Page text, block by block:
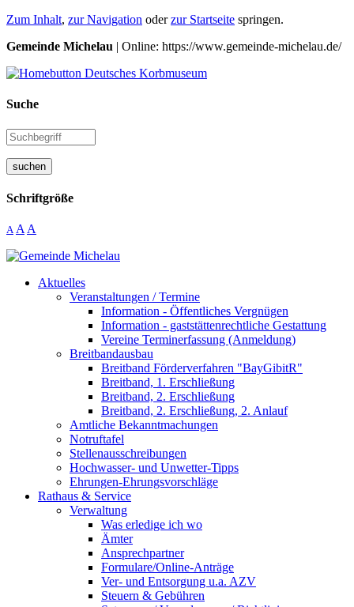
Zum Inhalt, zur Navigation oderzur Startseite springen.
Gemeinde Michelau | Online: https://www.gemeinde-michelau.de/
Suche
suchen
Schriftgröße
A A A
Aktuelles
Veranstaltungen / Termine
Information - Öffentliches Vergnügen
Information - gaststättenrechtliche Gestattung
Vereine Terminerfassung (Anmeldung)
Breitbandausbau
Breitband Förderverfahren "BayGibitR"
Breitband, 1. Erschließung
Breitband, 2. Erschließung
Breitband, 2. Erschließung, 2. Anlauf
Amtliche Bekanntmachungen
Notruftafel
Stellenausschreibungen
Hochwasser- und Unwetter-Tipps
Ehrungen-Ehrungsvorschläge
Rathaus & Service
Verwaltung
Was erledige ich wo
Ämter
Ansprechpartner
Formulare/Online-Anträge
Ver- und Entsorgung u.a. AZV
Steuern & Gebühren